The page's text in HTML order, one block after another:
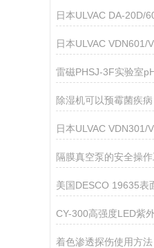
雷磁PHSJ-3F实验室
除湿机可以预霉菌疾病
CY-300高强度LED紫
着色渗透探伤使用方法